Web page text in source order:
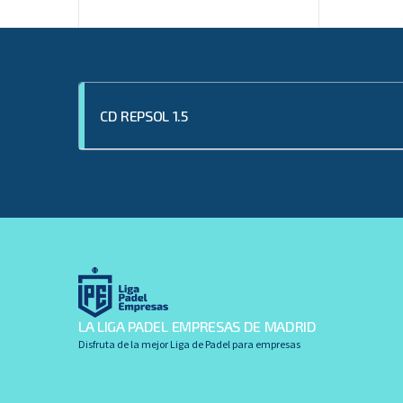
CD REPSOL 1.5
LA LIGA PADEL EMPRESAS DE MADRID
Disfruta de la mejor Liga de Padel para empresas